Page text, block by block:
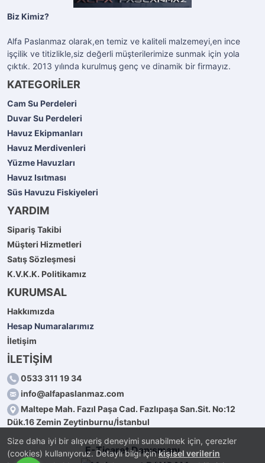
Size daha iyi bir alışveriş deneyimi sunabilmek için, çerezler
(cookies) kullanıyoruz. Detaylı bilgi içinkişisel verilerin
Biz Kimiz?
Alfa Paslanmaz olarak,en temiz ve kaliteli malzemeyi,en ince
işçilik ve titizlikle,siz değerli müşterilerimize sunmak için yola
çıktık. 2013 yılında kurulmuş genç ve dinamik bir firmayız.
KATEGORİLER
Cam Su Perdeleri
Duvar Su Perdeleri
Havuz Ekipmanları
Havuz Merdivenleri
Yüzme Havuzları
Havuz Isıtması
Süs Havuzu Fiskiyeleri
YARDIM
Sipariş Takibi
Müşteri Hizmetleri
Satış Sözleşmesi
K.V.K.K. Politikamız
KURUMSAL
Hakkımızda
Hesap Numaralarımız
İletişim
İLETİŞİM
0533 311 19 34
info@alfapaslanmaz.com
Maltepe Mah. Fazıl Paşa Cad. Fazlıpaşa San.Sit. No:12
Dük.16 Zemin Zeytinburnu/İstanbul
E-Ticaret Danışmanı